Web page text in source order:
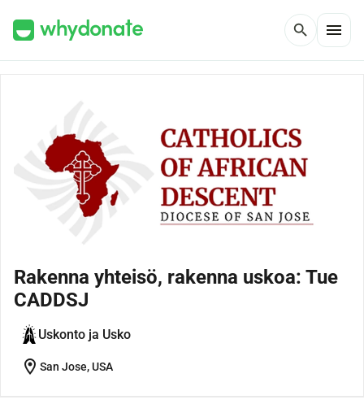
search menu
Rakenna yhteisö, rakenna uskoa: Tue
CADDSJ
Uskonto ja Usko
location_on San Jose, USA